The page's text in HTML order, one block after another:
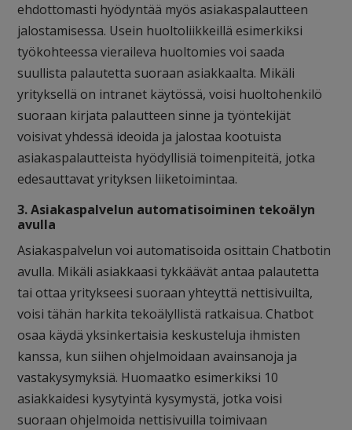
ehdottomasti hyödyntää myös asiakaspalautteen
jalostamisessa. Usein huoltoliikkeillä esimerkiksi
työkohteessa vieraileva huoltomies voi saada
suullista palautetta suoraan asiakkaalta. Mikäli
yrityksellä on intranet käytössä, voisi huoltohenkilö
suoraan kirjata palautteen sinne ja työntekijät
voisivat yhdessä ideoida ja jalostaa kootuista
asiakaspalautteista hyödyllisiä toimenpiteitä, jotka
edesauttavat yrityksen liiketoimintaa.
3. Asiakaspalvelun automatisoiminen tekoälyn
avulla
Asiakaspalvelun voi automatisoida osittain Chatbotin
avulla. Mikäli asiakkaasi tykkäävät antaa palautetta
tai ottaa yritykseesi suoraan yhteyttä nettisivuilta,
voisi tähän harkita tekoälyllistä ratkaisua. Chatbot
osaa käydä yksinkertaisia keskusteluja ihmisten
kanssa, kun siihen ohjelmoidaan avainsanoja ja
vastakysymyksiä. Huomaatko esimerkiksi 10
asiakkaidesi kysytyintä kysymystä, jotka voisi
suoraan ohjelmoida nettisivuilla toimivaan